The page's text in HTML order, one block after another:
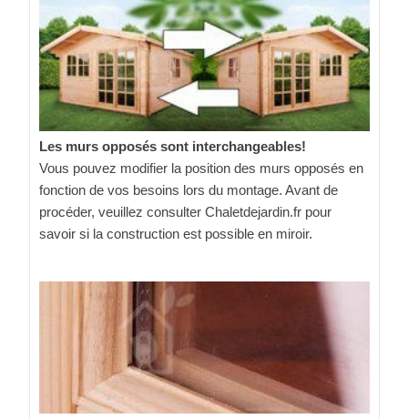
Les murs opposés sont interchangeables!
Vous pouvez modifier la position des murs opposés en
fonction de vos besoins lors du montage. Avant de
procéder, veuillez consulter Chaletdejardin.fr pour
savoir si la construction est possible en miroir.